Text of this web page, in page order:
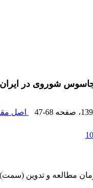
شوروی در ایران
، صفحه 47-68 اصل
مطالعه و تدوین (سمت)،